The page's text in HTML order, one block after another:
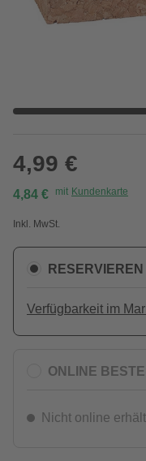
4,99 €
4,84 € mit Kundenkarte
Inkl. MwSt.
Verfügbarkeit im
ONLINE
Nicht online